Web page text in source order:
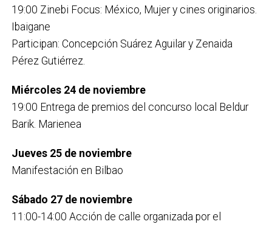
19:00 Zinebi Focus: México, Mujer y cines originarios.
Ibaigane
Participan: Concepción Suárez Aguilar y Zenaida
Pérez Gutiérrez.
Miércoles 24 de noviembre
19:00 Entrega de premios del concurso local Beldur
Barik. Marienea
Jueves 25 de noviembre
Manifestación en Bilbao
Sábado 27 de noviembre
11:00-14:00 Acción de calle organizada por el